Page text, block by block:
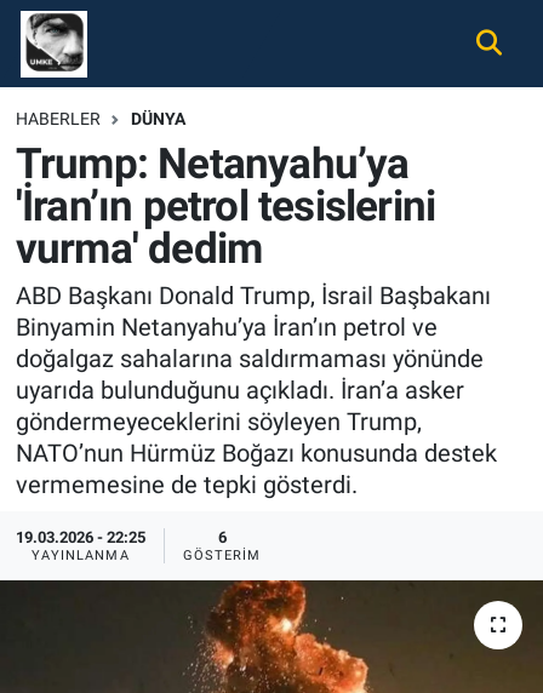
HABERLER DÜNYA
Trump: Netanyahu’ya
'İran’ın petrol tesislerini
vurma' dedim
ABD Başkanı Donald Trump, İsrail Başbakanı
Binyamin Netanyahu’ya İran’ın petrol ve
doğalgaz sahalarına saldırmaması yönünde
uyarıda bulunduğunu açıkladı. İran’a asker
göndermeyeceklerini söyleyen Trump,
NATO’nun Hürmüz Boğazı konusunda destek
vermemesine de tepki gösterdi.
19.03.2026 - 22:25
YAYINLANMA
6
GÖSTERIM
Gündem
Ekonomi
Spor
Tüm Haberler
İletişim
Künye
Nöbetçi Eczaneler
Hava Durumu
Namaz Vakitleri
Süper Lig Puan Durumu ve Fikstür
Tüm Manşetler
Son Dakika Haberleri
Haber Arşivi